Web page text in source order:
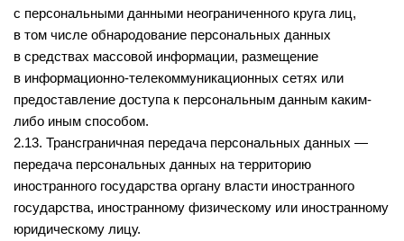
с персональными данными неограниченного круга лиц,
в том числе обнародование персональных данных
в средствах массовой информации, размещение
в информационно-телекоммуникационных сетях или
предоставление доступа к персональным данным каким-
либо иным способом.
2.13. Трансграничная передача персональных данных —
передача персональных данных на территорию
иностранного государства органу власти иностранного
государства, иностранному физическому или иностранному
юридическому лицу.